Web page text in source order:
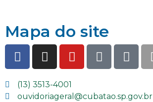
Mapa do site
(13) 3513-4001
ouvidoriageral@cubatao.sp.gov.br